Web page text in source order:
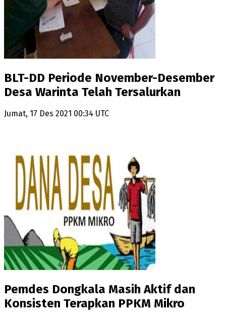
BLT-DD Periode November-Desember
Desa Warinta Telah Tersalurkan
Jumat, 17 Des 2021 00:34 UTC
Pemdes Dongkala Masih Aktif dan
Konsisten Terapkan PPKM Mikro